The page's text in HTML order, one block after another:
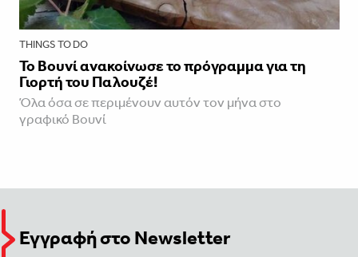
THINGS TO DO
Το Βουνί ανακοίνωσε το πρόγραμμα για τη
Γιορτή του Παλουζέ!
Όλα όσα σε περιμένουν αυτόν τον μήνα στο
γραφικό Βουνί
Εγγραφή στο Newsletter